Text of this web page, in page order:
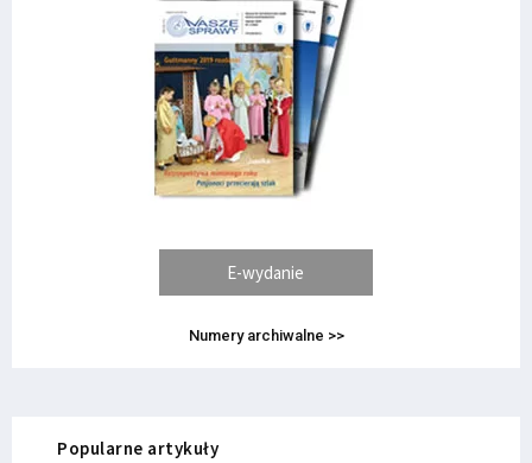
E-wydanie
Numery archiwalne >>
Popularne artykuły